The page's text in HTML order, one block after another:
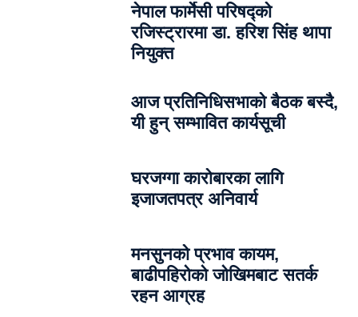
नेपाल फार्मेसी परिषद्को
रजिस्ट्रारमा डा. हरिश सिंह थापा
नियुक्त
आज प्रतिनिधिसभाको बैठक बस्दै,
यी हुन् सम्भावित कार्यसूची
घरजग्गा कारोबारका लागि
इजाजतपत्र अनिवार्य
मनसुनको प्रभाव कायम,
बाढीपहिरोको जोखिमबाट सतर्क
रहन आग्रह